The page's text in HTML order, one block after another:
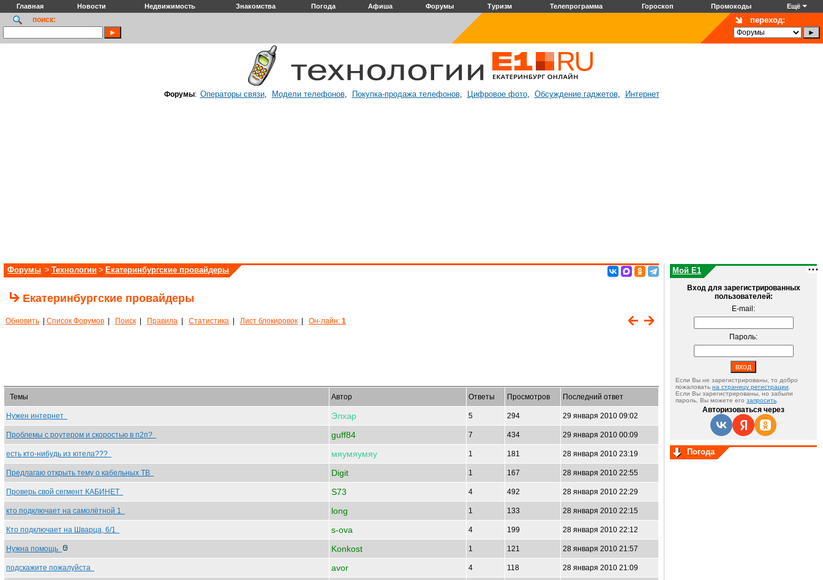
Главная Новости Недвижимость Знакомства Погода Афиша Форумы Туризм Телепрограмма Гороскоп Промокоды Ещё
поиск: переход:
Форумы: Операторы связи, Модели телефонов, Покупка-продажа телефонов, Цифровое фото, Обсуждение гаджетов, Интернет
Форумы > Технологии > Екатеринбургские провайдеры
Екатеринбургские провайдеры
Обновить Список Форумов Поиск Правила Статистика Лист блокировок Он-лайн: 1
Темы Автор Ответы Просмотров Последний ответ
Нужен интернет Элхар 5 294 29 января 2010 09:02
Проблемы с роутером и скоростью в п2п? guff84 7 434 29 января 2010 00:09
есть кто-нибудь из ютела??? мяумяумяу 1 181 28 января 2010 23:19
Предлагаю открыть тему о кабельных ТВ Digit 1 167 28 января 2010 22:55
Проверь свой сегмент КАБИНЕТ S73 4 492 28 января 2010 22:29
кто подключает на самолётной 1 long 1 133 28 января 2010 22:15
Кто подключает на Шварца, 6/1 s-ova 4 199 28 января 2010 22:12
Нужна помощь Konkost 1 121 28 января 2010 21:57
подскажите пожалуйста avor 4 118 28 января 2010 21:09
Мой E1
Вход для зарегистрированных
пользователей:
E-mail:
Пароль:
Если Вы не зарегистрированы, то добро
пожаловать на страницу регистрации
Если Вы зарегистрированы, но забыли
пароль, Вы можете его запросить
Авторизоваться через
Погода